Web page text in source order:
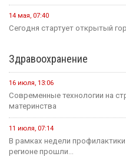
14 мая, 07:40
Сегодня стартует открытый
Здравоохранение
16 июля, 13:06
Современные технологии на
материнства
11 июля, 07:14
В рамках недели
регионе прошли...